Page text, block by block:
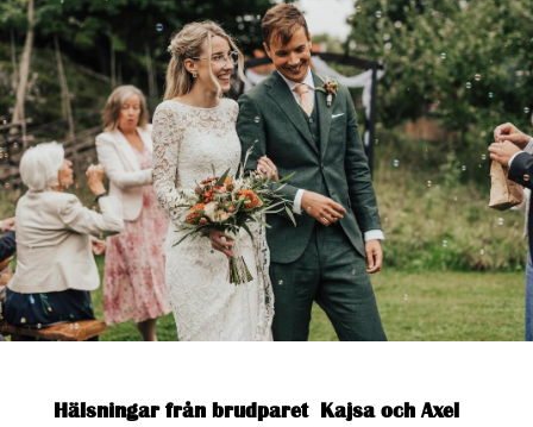
Hälsningar från brudparet Kajsa och Axel